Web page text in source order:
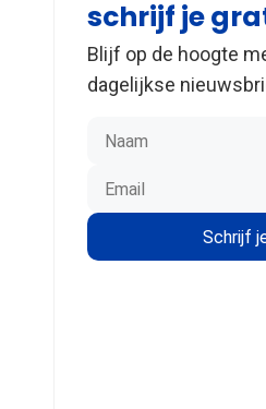
schrijf je
Blijf op de hoogte
dagelijkse